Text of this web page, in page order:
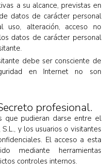
a su alcance, previstas en
datos de carácter personal
uso, alteración, acceso no
datos de carácter personal
debe ser consciente de
en Internet no son
profesional.
que pudieran darse entre el
y los usuarios o visitantes
El acceso a esta
mediante herramientas
controles internos.